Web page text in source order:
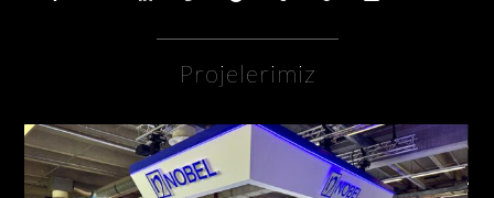
Projelerimiz